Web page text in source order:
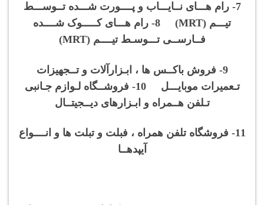
7- رام هـــای نــایـــاب و پــــورت شـــده تــوســـط
تیـــم (MRT) 8- رام هـــای کـــــوک شــــده
فــارســی تـــوسـط تیــــم (MRT)
9- فروش باکــس ها ، ابـزارآلات و تــجهیزات
تـعمیرات موبایـــل 10- فروشــگاه لـوازم جـانبی
تـلفن هــمراه و ابـزارهای دیــجیتــال
11- فروشگاه تلفن همراه ، فبلت و تبلت ها و انــــواع
آیپدهــا